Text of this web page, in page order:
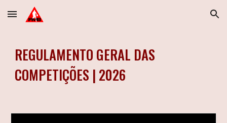
Skip to main content Skip to navigation
REGULAMENTO GERAL DAS
COMPETIÇÕES | 2026